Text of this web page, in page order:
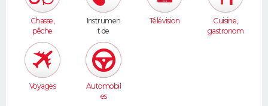
Chasse,
pêche
Instrumen
t de
musique
Télévision
Cuisine,
gastronom
Voyages
Automobil
es